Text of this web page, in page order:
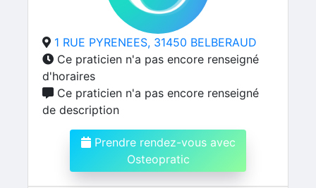
1 RUE PYRENEES, 31450 BELBERAUD
Ce praticien n'a pas encore renseigné
d'horaires
Ce praticien n'a pas encore renseigné
de description
Prendre rendez-vous avec
Osteopratic